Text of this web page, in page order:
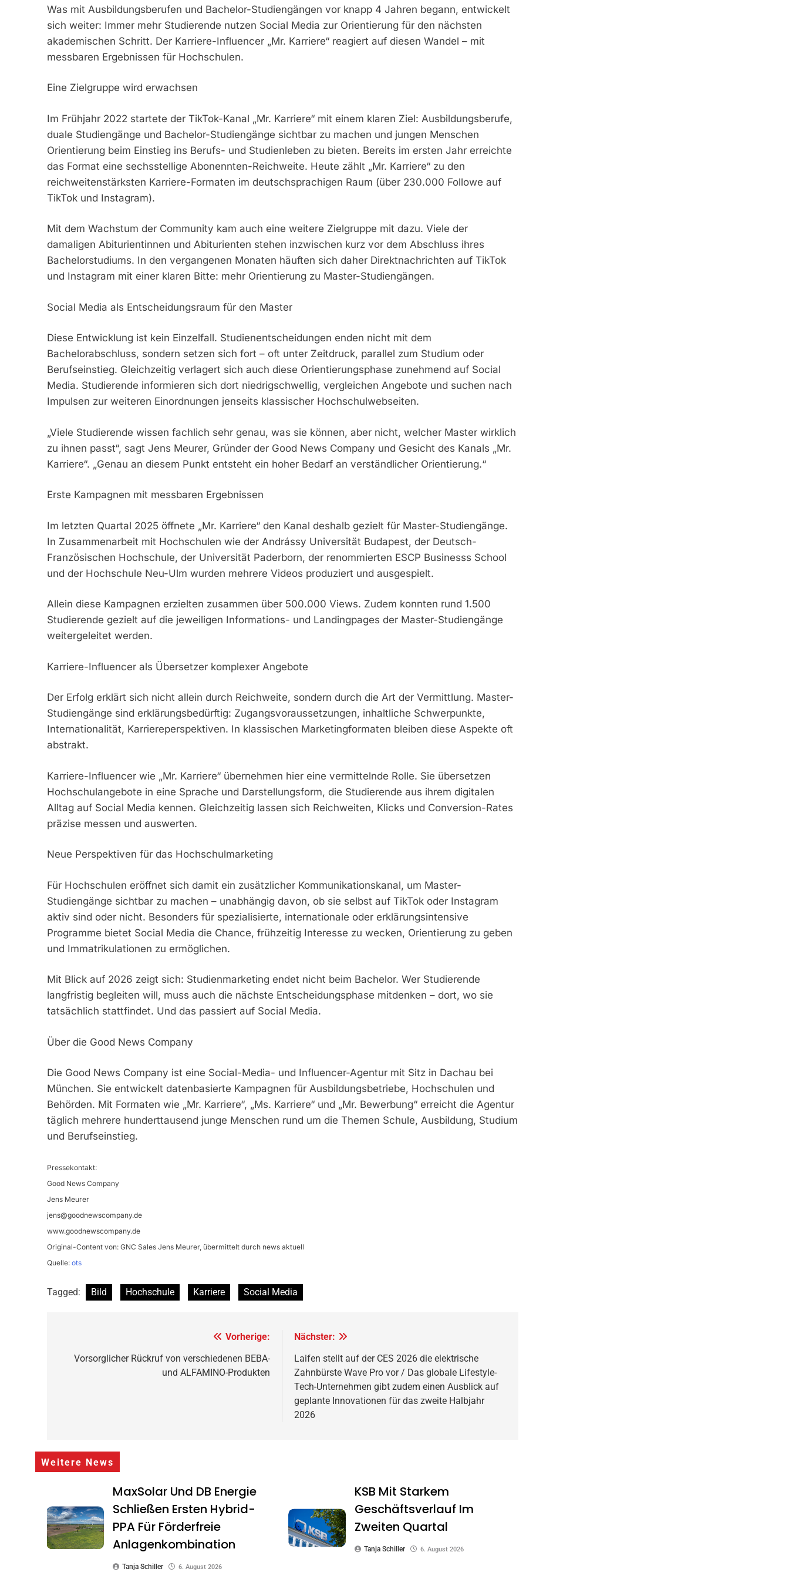
Was mit Ausbildungsberufen und Bachelor-Studiengängen vor knapp 4 Jahren begann, entwickelt
sich weiter: Immer mehr Studierende nutzen Social Media zur Orientierung für den nächsten
akademischen Schritt. Der Karriere-Influencer „Mr. Karriere“ reagiert auf diesen Wandel – mit
messbaren Ergebnissen für Hochschulen.
Eine Zielgruppe wird erwachsen
Im Frühjahr 2022 startete der TikTok-Kanal „Mr. Karriere“ mit einem klaren Ziel: Ausbildungsberufe,
duale Studiengänge und Bachelor-Studiengänge sichtbar zu machen und jungen Menschen
Orientierung beim Einstieg ins Berufs- und Studienleben zu bieten. Bereits im ersten Jahr erreichte
das Format eine sechsstellige Abonennten-Reichweite. Heute zählt „Mr. Karriere“ zu den
reichweitenstärksten Karriere-Formaten im deutschsprachigen Raum (über 230.000 Followe auf
TikTok und Instagram).
Mit dem Wachstum der Community kam auch eine weitere Zielgruppe mit dazu. Viele der
damaligen Abiturientinnen und Abiturienten stehen inzwischen kurz vor dem Abschluss ihres
Bachelorstudiums. In den vergangenen Monaten häuften sich daher Direktnachrichten auf TikTok
und Instagram mit einer klaren Bitte: mehr Orientierung zu Master-Studiengängen.
Social Media als Entscheidungsraum für den Master
Diese Entwicklung ist kein Einzelfall. Studienentscheidungen enden nicht mit dem
Bachelorabschluss, sondern setzen sich fort – oft unter Zeitdruck, parallel zum Studium oder
Berufseinstieg. Gleichzeitig verlagert sich auch diese Orientierungsphase zunehmend auf Social
Media. Studierende informieren sich dort niedrigschwellig, vergleichen Angebote und suchen nach
Impulsen zur weiteren Einordnungen jenseits klassischer Hochschulwebseiten.
„Viele Studierende wissen fachlich sehr genau, was sie können, aber nicht, welcher Master wirklich
zu ihnen passt“, sagt Jens Meurer, Gründer der Good News Company und Gesicht des Kanals „Mr.
Karriere“. „Genau an diesem Punkt entsteht ein hoher Bedarf an verständlicher Orientierung.“
Erste Kampagnen mit messbaren Ergebnissen
Im letzten Quartal 2025 öffnete „Mr. Karriere“ den Kanal deshalb gezielt für Master-Studiengänge.
In Zusammenarbeit mit Hochschulen wie der Andrássy Universität Budapest, der Deutsch-
Französischen Hochschule, der Universität Paderborn, der renommierten ESCP Businesss School
und der Hochschule Neu-Ulm wurden mehrere Videos produziert und ausgespielt.
Allein diese Kampagnen erzielten zusammen über 500.000 Views. Zudem konnten rund 1.500
Studierende gezielt auf die jeweiligen Informations- und Landingpages der Master-Studiengänge
weitergeleitet werden.
Karriere-Influencer als Übersetzer komplexer Angebote
Der Erfolg erklärt sich nicht allein durch Reichweite, sondern durch die Art der Vermittlung. Master-
Studiengänge sind erklärungsbedürftig: Zugangsvoraussetzungen, inhaltliche Schwerpunkte,
Internationalität, Karriereperspektiven. In klassischen Marketingformaten bleiben diese Aspekte oft
abstrakt.
Karriere-Influencer wie „Mr. Karriere“ übernehmen hier eine vermittelnde Rolle. Sie übersetzen
Hochschulangebote in eine Sprache und Darstellungsform, die Studierende aus ihrem digitalen
Alltag auf Social Media kennen. Gleichzeitig lassen sich Reichweiten, Klicks und Conversion-Rates
präzise messen und auswerten.
Neue Perspektiven für das Hochschulmarketing
Für Hochschulen eröffnet sich damit ein zusätzlicher Kommunikationskanal, um Master-
Studiengänge sichtbar zu machen – unabhängig davon, ob sie selbst auf TikTok oder Instagram
aktiv sind oder nicht. Besonders für spezialisierte, internationale oder erklärungsintensive
Programme bietet Social Media die Chance, frühzeitig Interesse zu wecken, Orientierung zu geben
und Immatrikulationen zu ermöglichen.
Mit Blick auf 2026 zeigt sich: Studienmarketing endet nicht beim Bachelor. Wer Studierende
langfristig begleiten will, muss auch die nächste Entscheidungsphase mitdenken – dort, wo sie
tatsächlich stattfindet. Und das passiert auf Social Media.
Über die Good News Company
Die Good News Company ist eine Social-Media- und Influencer-Agentur mit Sitz in Dachau bei
München. Sie entwickelt datenbasierte Kampagnen für Ausbildungsbetriebe, Hochschulen und
Behörden. Mit Formaten wie „Mr. Karriere“, „Ms. Karriere“ und „Mr. Bewerbung“ erreicht die Agentur
täglich mehrere hunderttausend junge Menschen rund um die Themen Schule, Ausbildung, Studium
und Berufseinstieg.
Pressekontakt:
Good News Company
Jens Meurer
jens@goodnewscompany.de
www.goodnewscompany.de
Original-Content von: GNC Sales Jens Meurer, übermittelt durch news aktuell
Quelle: ots
Tagged: Bild Hochschule Karriere Social Media
Vorherige:
Vorsorglicher Rückruf von verschiedenen BEBA-
und ALFAMINO-Produkten
Nächster:
Laifen stellt auf der CES 2026 die elektrische
Zahnbürste Wave Pro vor / Das globale Lifestyle-
Tech-Unternehmen gibt zudem einen Ausblick auf
geplante Innovationen für das zweite Halbjahr
2026
Weitere News
MaxSolar Und DB Energie
Schließen Ersten Hybrid-
PPA Für Förderfreie
Anlagenkombination
Tanja Schiller 6. August 2026
KSB Mit Starkem
Geschäftsverlauf Im
Zweiten Quartal
Tanja Schiller 6. August 2026